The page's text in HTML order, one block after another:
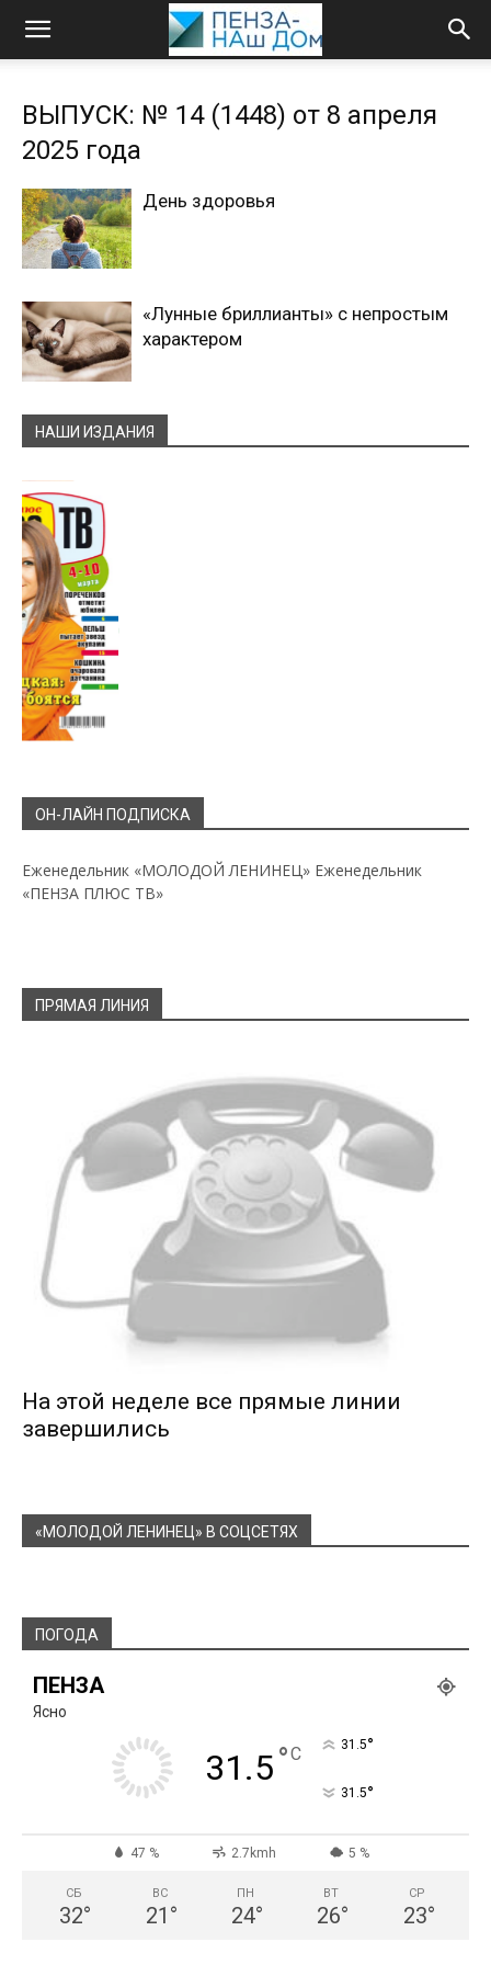
ВЫПУСК: № 14 (1448) от 8 апреля
2025 года
День здоровья
«Лунные бриллианты» с непростым
характером
НАШИ ИЗДАНИЯ
ОН-ЛАЙН ПОДПИСКА
Еженедельник «МОЛОДОЙ ЛЕНИНЕЦ» Еженедельник
«ПЕНЗА ПЛЮС ТВ»
ПРЯМАЯ ЛИНИЯ
На этой неделе все прямые линии
завершились
«МОЛОДОЙ ЛЕНИНЕЦ» В СОЦСЕТЯХ
ПОГОДА
ПЕНЗА
Ясно
31.5°C 31.5°
31.5°
47 % 2.7kmh 5 %
СБ
32°
ВС
21 °
ПН
24°
ВТ
26°
СР
23°